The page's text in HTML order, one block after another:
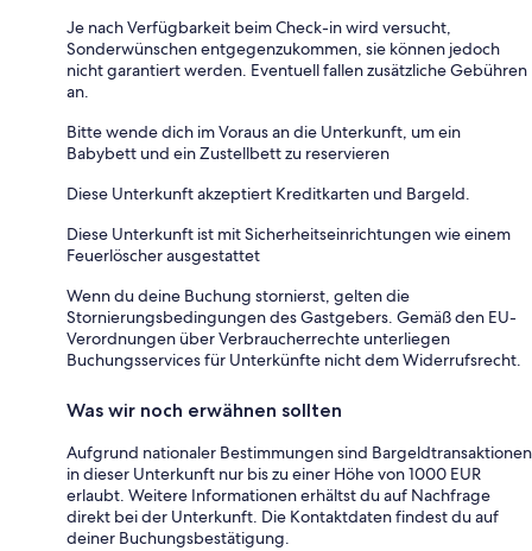
Je nach Verfügbarkeit beim Check-in wird versucht,
Sonderwünschen entgegenzukommen, sie können jedoch
nicht garantiert werden. Eventuell fallen zusätzliche Gebühren
an.
Bitte wende dich im Voraus an die Unterkunft, um ein
Babybett und ein Zustellbett zu reservieren
Diese Unterkunft akzeptiert Kreditkarten und Bargeld.
Diese Unterkunft ist mit Sicherheitseinrichtungen wie einem
Feuerlöscher ausgestattet
Wenn du deine Buchung stornierst, gelten die
Stornierungsbedingungen des Gastgebers. Gemäß den EU-
Verordnungen über Verbraucherrechte unterliegen
Buchungsservices für Unterkünfte nicht dem Widerrufsrecht.
Was wir noch erwähnen sollten
Aufgrund nationaler Bestimmungen sind Bargeldtransaktionen
in dieser Unterkunft nur bis zu einer Höhe von 1000 EUR
erlaubt. Weitere Informationen erhältst du auf Nachfrage
direkt bei der Unterkunft. Die Kontaktdaten findest du auf
deiner Buchungsbestätigung.